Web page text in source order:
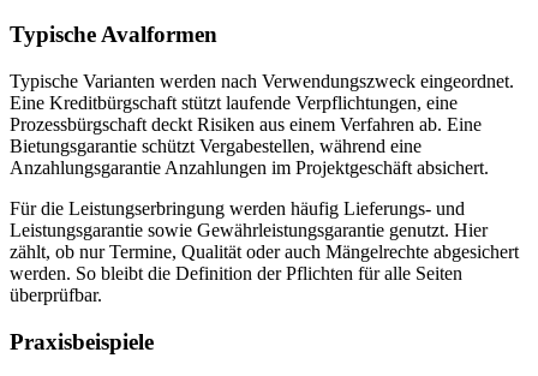
Typische Avalformen
Typische Varianten werden nach Verwendungszweck eingeordnet.
Eine Kreditbürgschaft stützt laufende Verpflichtungen, eine
Prozessbürgschaft deckt Risiken aus einem Verfahren ab. Eine
Bietungsgarantie schützt Vergabestellen, während eine
Anzahlungsgarantie Anzahlungen im Projektgeschäft absichert.
Für die Leistungserbringung werden häufig Lieferungs- und
Leistungsgarantie sowie Gewährleistungsgarantie genutzt. Hier
zählt, ob nur Termine, Qualität oder auch Mängelrechte abgesichert
werden. So bleibt die Definition der Pflichten für alle Seiten
überprüfbar.
Praxisbeispiele